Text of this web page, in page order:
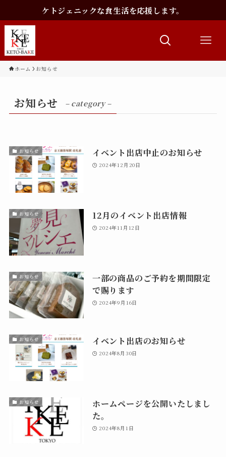
ケトジェニックな食生活を応援します。
ホーム お知らせ
お知らせ – category –
お知らせ イベント出店中止のお知らせ
2024年12月20日
お知らせ 12月のイベント出店情報
2024年11月12日
お知らせ
一部の商品のご予約を期間限定
で賜ります
2024年9月16日
お知らせ イベント出店のお知らせ
2024年8月30日
お知らせ
ホームページを公開いたしまし
た。
2024年8月1日